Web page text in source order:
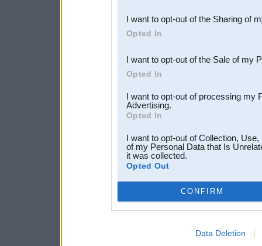
Downstream Participants
third parties.
I want to opt-out of the Sharing of
Opted In
I want to opt-out of the Sale of my
Opted In
I want to opt-out of processing my
Advertising.
Opted In
I want to opt-out of Collection,
of my Personal Data that Is
it was collected.
Opted Out
CONFIRM
Data Deletion